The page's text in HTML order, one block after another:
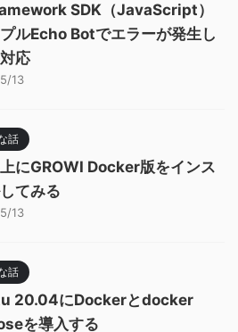
SDK（JavaScript）
ルEcho Botでエラーが発生し
応
13
話
にGROWI Docker版をインス
てみる
13
話
20.04にDockerとdocker
を導入する